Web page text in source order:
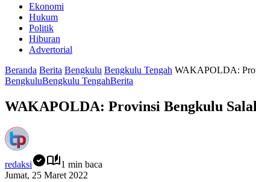
Ekonomi
Hukum
Politik
Hiburan
Advertorial
Beranda Berita Bengkulu Bengkulu Tengah WAKAPOLDA:
BengkuluBengkulu TengahBerita
WAKAPOLDA: Provinsi Bengkulu
redaksi
1 min baca
Jumat, 25 Maret 2022